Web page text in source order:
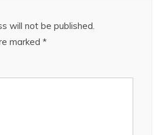
will not be published.
marked *